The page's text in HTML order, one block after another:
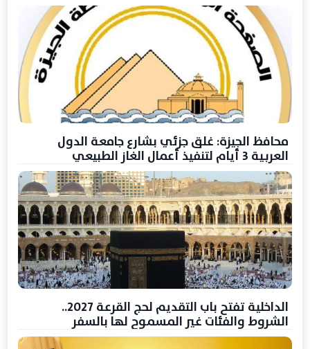
محافظ الجيزة: غلق جزئي بشارع جامعة الدول
العربية 3 أيام لتنفيذ أعمال الغاز الطبيعي
الداخلية تفتح باب التقديم لحج القرعة 2027..
الشروط والفئات غير المسموح لها بالسفر